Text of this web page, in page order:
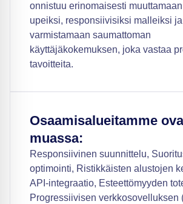
onnistuu erinomaisesti
upeiksi, responsiivisiksi malleiksi ja
varmistamaan saumattoman
käyttäjäkokemuksen, joka vastaa
tavoitteita.
Osaamisalueitamme
muassa:
Responsiivinen suunnittelu,
optimointi, Ristikkäisten alustojen
API-integraatio, Esteettömyyden
Progressiivisen verkkosovelluksen